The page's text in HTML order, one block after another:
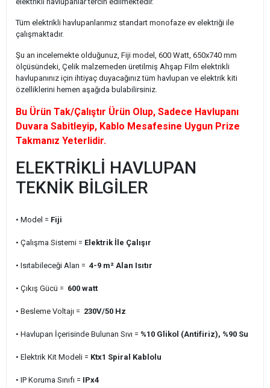
Tüm elektrikli havlupanlarımız standart monofaze ev elektriği ile
çalışmaktadır.
Şu an incelemekte olduğunuz, Fiji model, 600 Watt, 650x740 mm
ölçüsündeki, Çelik malzemeden üretilmiş Ahşap Film elektrikli
havlupanınız için ihtiyaç duyacağınız tüm havlupan ve elektrik kiti
özelliklerini hemen aşağıda bulabilirsiniz.
Bu Ürün Tak/Çalıştır Ürün Olup, Sadece Havlupanı
Duvara Sabitleyip, Kablo Mesafesine Uygun Prize
Takmanız Yeterlidir.
ELEKTRİKLİ HAVLUPAN
TEKNİK BİLGİLER
• Model = Fiji
• Çalışma Sistemi = Elektrik İle Çalışır
• Isıtabileceği Alan = 4-9 m² Alan Isıtır
• Çıkış Gücü = 600 watt
• Besleme Voltajı = 230V/50 Hz
• Havlupan İçerisinde Bulunan Sıvı = %10 Glikol (Antifiriz), %90 Su
• Elektrik Kit Modeli = Ktx1 Spiral Kablolu
• IP Koruma Sınıfı = IPx4